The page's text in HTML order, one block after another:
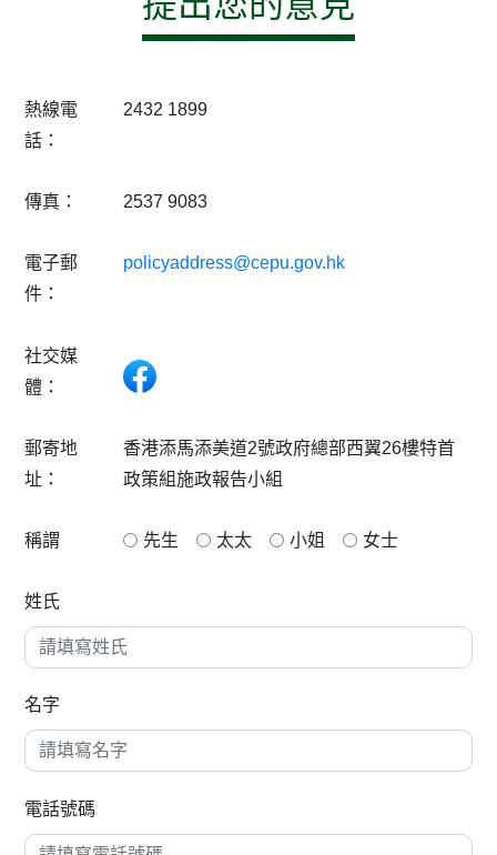
熱線電
話：
2432 1899
傳真： 2537 9083
電子郵
件：
policyaddress@cepu.gov.hk
社交媒
體：
Facebook
郵寄地
址：
香港添馬添美道2號政府總部西翼26樓特首
政策組施政報告小組
稱謂 先生 太太 小姐 女士
姓氏
名字
電話號碼